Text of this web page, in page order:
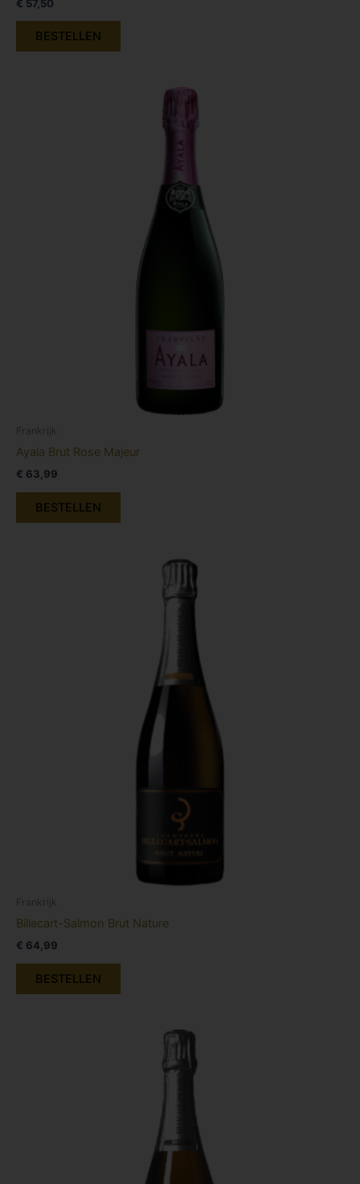
€ 57,50
BESTELLEN
Frankrijk
Ayala Brut Rose Majeur
€ 63,99
BESTELLEN
Frankrijk
Billecart-Salmon Brut Nature
€ 64,99
BESTELLEN